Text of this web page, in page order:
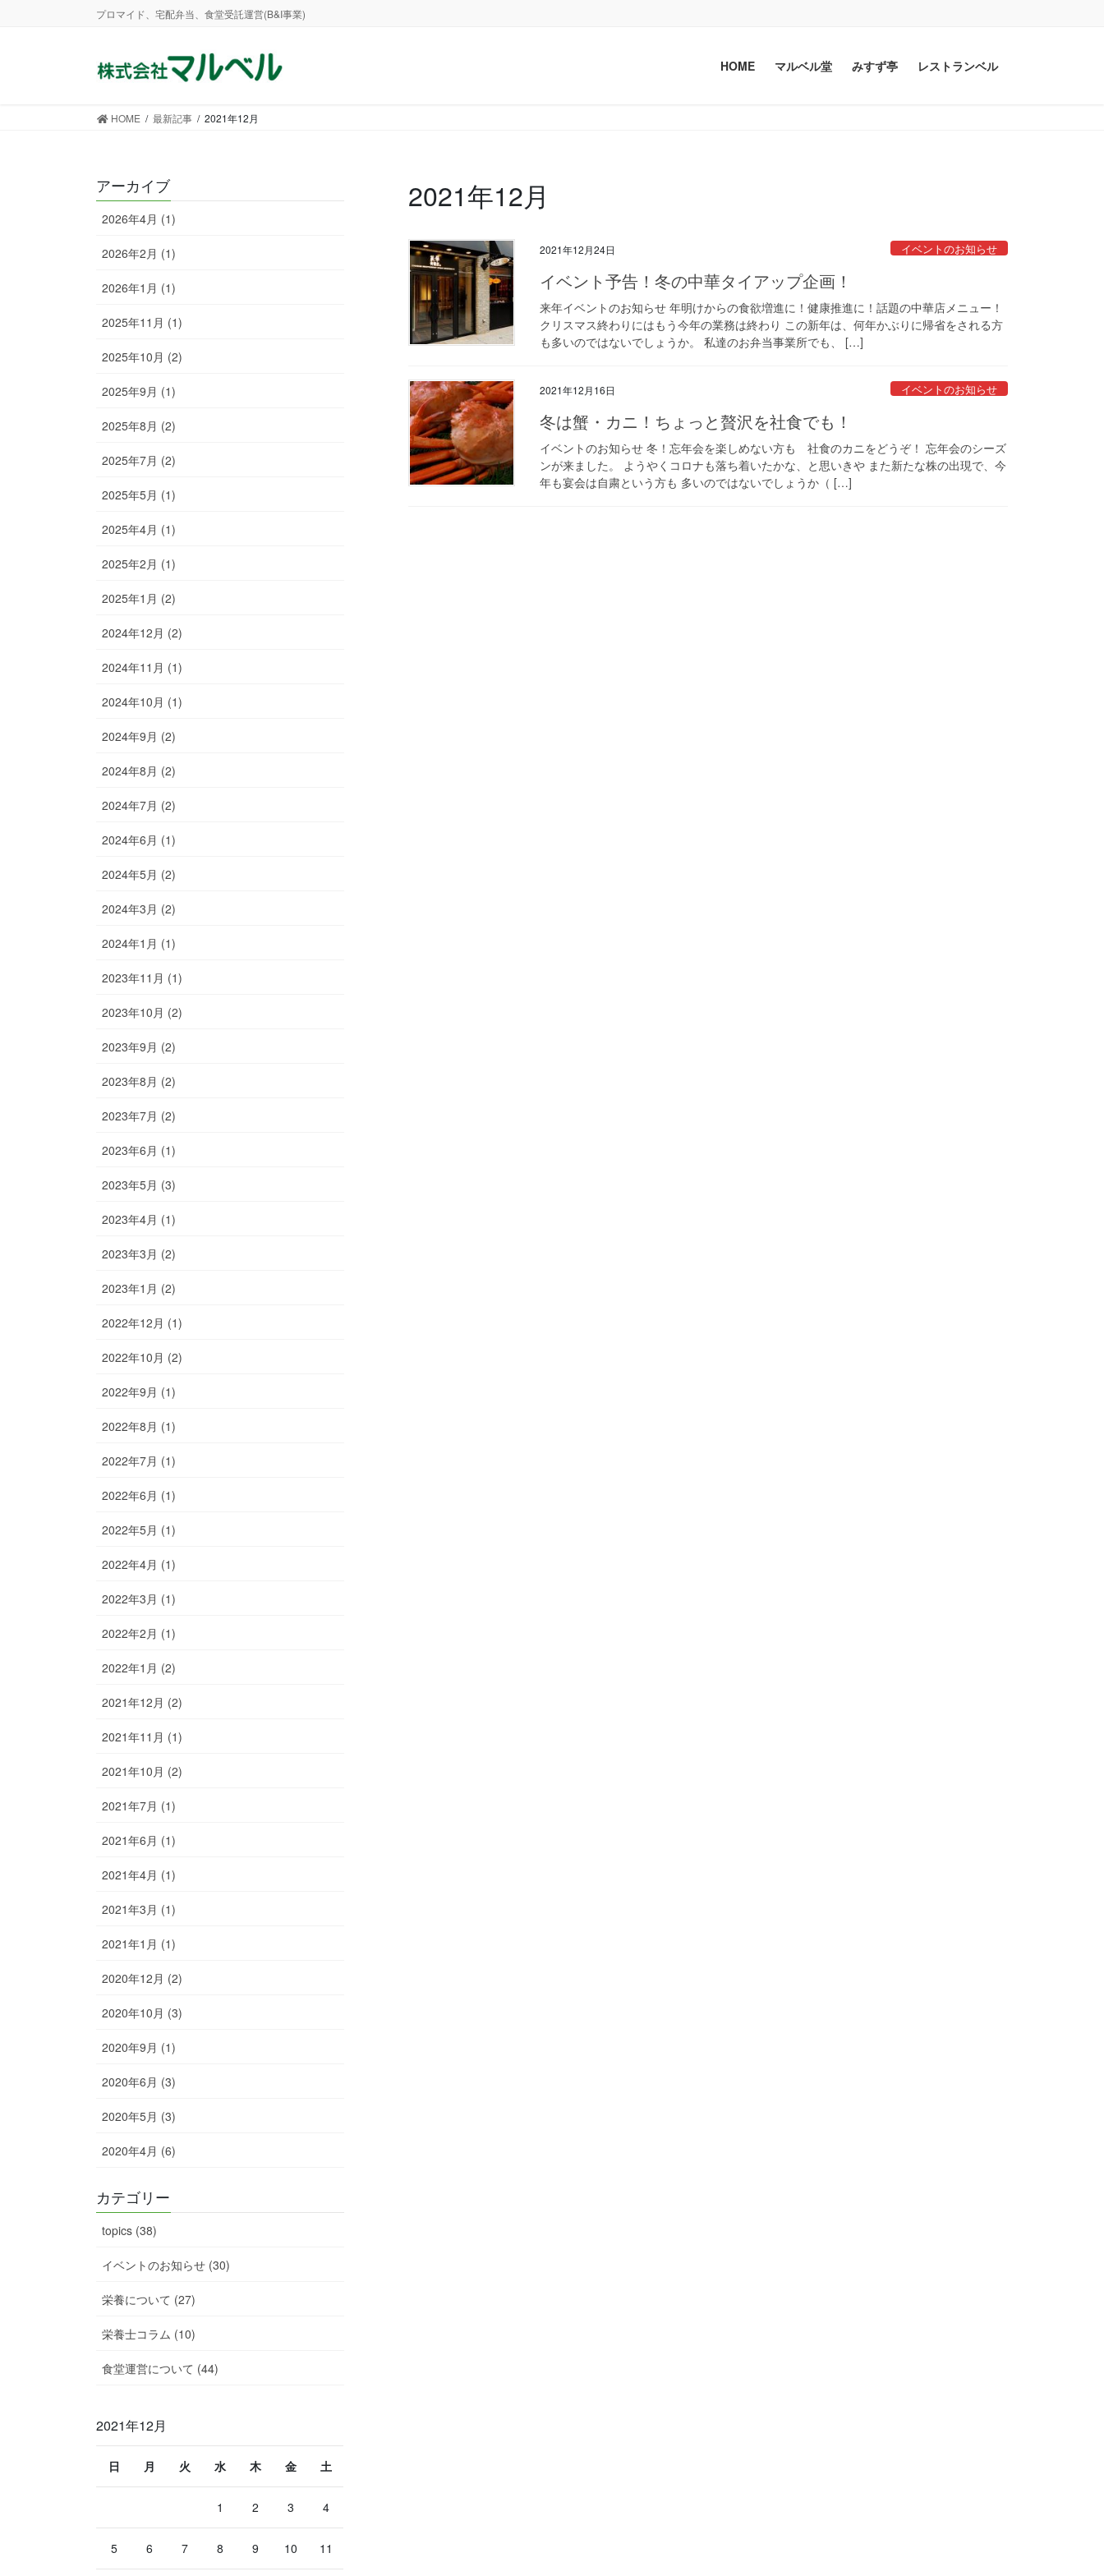
プロマイド、宅配弁当、食堂受託運営(B&I事業)
HOME マルベル堂 みすず亭 レストランベル
HOME 最新記事 2021年12月
2021年12月
2021年12月24日 イベントのお知らせ
イベント予告！冬の中華タイアップ企画！
来年イベントのお知らせ 年明けからの食欲増進に！健康推進に！話題の中華店メニュー！
クリスマス終わりにはもう今年の業務は終わり この新年は、何年かぶりに帰省をされる方
も多いのではないでしょうか。 私達のお弁当事業所でも、 […]
2021年12月16日 イベントのお知らせ
冬は蟹・カニ！ちょっと贅沢を社食でも！
イベントのお知らせ 冬！忘年会を楽しめない方も 社食のカニをどうぞ！ 忘年会のシーズ
ンが来ました。 ようやくコロナも落ち着いたかな、と思いきや また新たな株の出現で、今
年も宴会は自粛という方も 多いのではないでしょうか（ […]
アーカイブ
2026年4月 (1)
2026年2月 (1)
2026年1月 (1)
2025年11月 (1)
2025年10月 (2)
2025年9月 (1)
2025年8月 (2)
2025年7月 (2)
2025年5月 (1)
2025年4月 (1)
2025年2月 (1)
2025年1月 (2)
2024年12月 (2)
2024年11月 (1)
2024年10月 (1)
2024年9月 (2)
2024年8月 (2)
2024年7月 (2)
2024年6月 (1)
2024年5月 (2)
2024年3月 (2)
2024年1月 (1)
2023年11月 (1)
2023年10月 (2)
2023年9月 (2)
2023年8月 (2)
2023年7月 (2)
2023年6月 (1)
2023年5月 (3)
2023年4月 (1)
2023年3月 (2)
2023年1月 (2)
2022年12月 (1)
2022年10月 (2)
2022年9月 (1)
2022年8月 (1)
2022年7月 (1)
2022年6月 (1)
2022年5月 (1)
2022年4月 (1)
2022年3月 (1)
2022年2月 (1)
2022年1月 (2)
2021年12月 (2)
2021年11月 (1)
2021年10月 (2)
2021年7月 (1)
2021年6月 (1)
2021年4月 (1)
2021年3月 (1)
2021年1月 (1)
2020年12月 (2)
2020年10月 (3)
2020年9月 (1)
2020年6月 (3)
2020年5月 (3)
2020年4月 (6)
カテゴリー
topics (38)
イベントのお知らせ (30)
栄養について (27)
栄養士コラム (10)
食堂運営について (44)
2021年12月
日 月 火 水 木 金 土
1 2 3 4
5 6 7 8 9 10 11